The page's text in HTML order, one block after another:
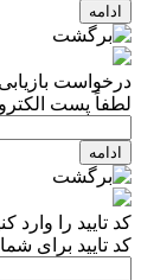
ادامه
درخواست
لطفاً پست
ادامه
کد تایید را وارد
کد تایید برای